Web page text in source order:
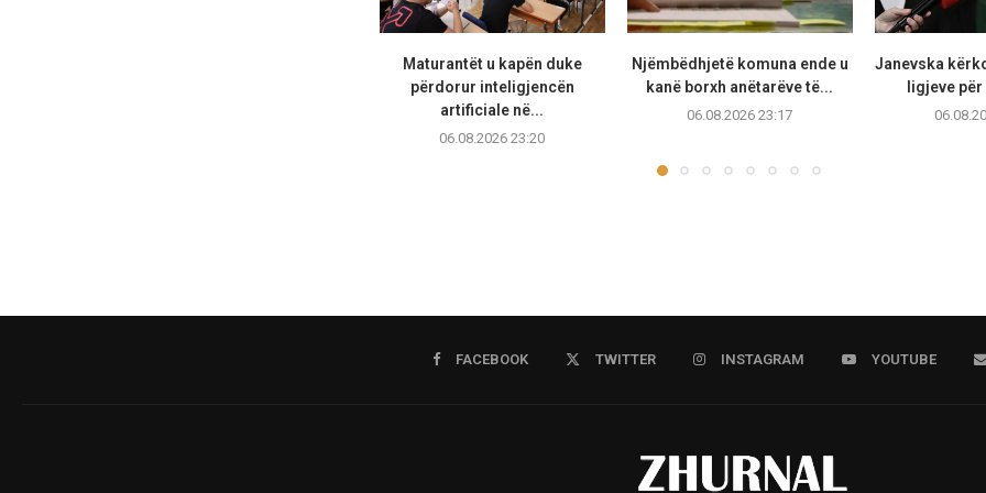
Maturantët u kapën duke
përdorur inteligjencën
artificiale në...
06.08.2026 23:20
Njëmbëdhjetë komuna ende u
kanë borxh anëtarëve të...
06.08.2026 23:17
Janevska
ligjeve
FACEBOOK TWITTER INSTAGRAM YOUTUBE